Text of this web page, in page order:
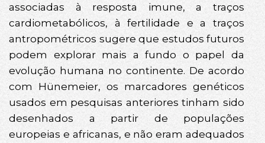
associadas à resposta imune, a traços
cardiometabólicos, à fertilidade e a traços
antropométricos sugere que estudos futuros
podem explorar mais a fundo o papel da
evolução humana no continente. De acordo
com Hünemeier, os marcadores genéticos
usados em pesquisas anteriores tinham sido
desenhados a partir de populações
europeias e africanas, e não eram adequados